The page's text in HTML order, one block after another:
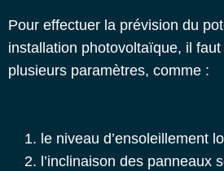
Pour effectuer la prévision du
installation photovoltaïque, il
plusieurs paramètres, comme :
le niveau d’ensoleillement
l’inclinaison des panneaux